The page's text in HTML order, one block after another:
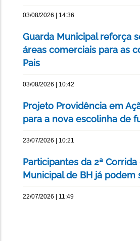
03/08/2026 | 14:36
Guarda Municipal reforça
áreas comerciais para as
Pais
03/08/2026 | 10:42
Projeto Providência em
para a nova escolinha de
23/07/2026 | 10:21
Participantes da 2ª Corrida
Municipal de BH já podem
22/07/2026 | 11:49